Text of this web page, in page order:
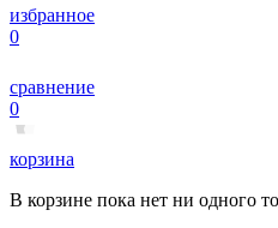
избранное
0
сравнение
0
корзина
В корзине пока нет ни одного